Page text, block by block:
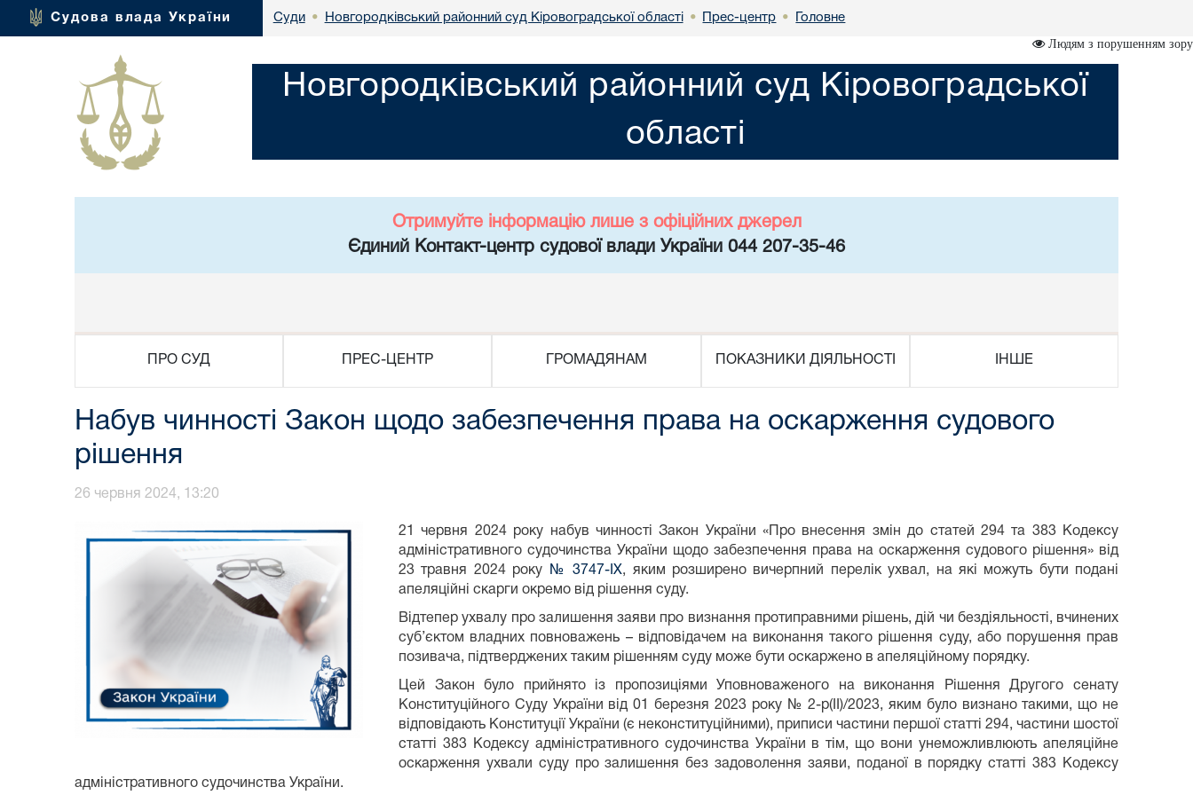
Судова влада України Суди • Новгородківський районний суд Кіровоградської області • Прес-центр • Головне
Людям з порушенням зору
Новгородківський районний суд Кіровоградської
області
Отримуйте інформацію лише з офіційних джерел
Єдиний Контакт-центр судової влади України 044 207-35-46
ПРО СУД ПРЕС-ЦЕНТР ГРОМАДЯНАМ ПОКАЗНИКИ ДІЯЛЬНОСТІ ІНШЕ
Набув чинності Закон щодо забезпечення права на оскарження судового
рішення
26 червня 2024, 13:20
21 червня 2024 року набув чинності Закон України «Про внесення змін до статей 294 та 383 Кодексу
адміністративного судочинства України щодо забезпечення права на оскарження судового рішення» від
23 травня 2024 року
№ 3747-IX, яким розширено вичерпний перелік ухвал, на які можуть бути подані
апеляційні скарги окремо від рішення суду.
Відтепер ухвалу про залишення заяви про визнання протиправними рішень, дій чи бездіяльності, вчинених
суб’єктом владних повноважень – відповідачем на виконання такого рішення суду, або порушення прав
позивача, підтверджених таким рішенням суду може бути оскаржено в апеляційному порядку.
Цей Закон було прийнято із пропозиціями Уповноваженого на виконання Рішення Другого сенату
Конституційного Суду України від 01 березня 2023 року № 2-р(II)/2023, яким було визнано такими, що не
відповідають Конституції України (є неконституційними), приписи частини першої статті 294, частини шостої
статті 383 Кодексу адміністративного судочинства України в тім, що вони унеможливлюють апеляційне
оскарження ухвали суду про залишення без задоволення заяви, поданої в порядку статті 383 Кодексу
адміністративного судочинства України.